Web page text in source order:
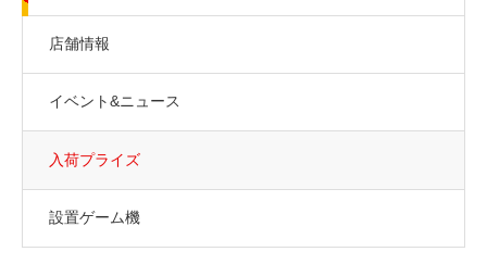
店舗情報
イベント&ニュース
入荷プライズ
設置ゲーム機